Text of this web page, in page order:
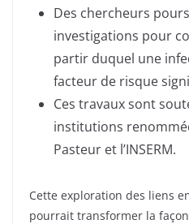
Des chercheurs
investigations pour
partir duquel une
facteur de risque
Ces travaux sont
institutions
Pasteur et l’INSERM.
Cette exploration des liens
pourrait transformer la